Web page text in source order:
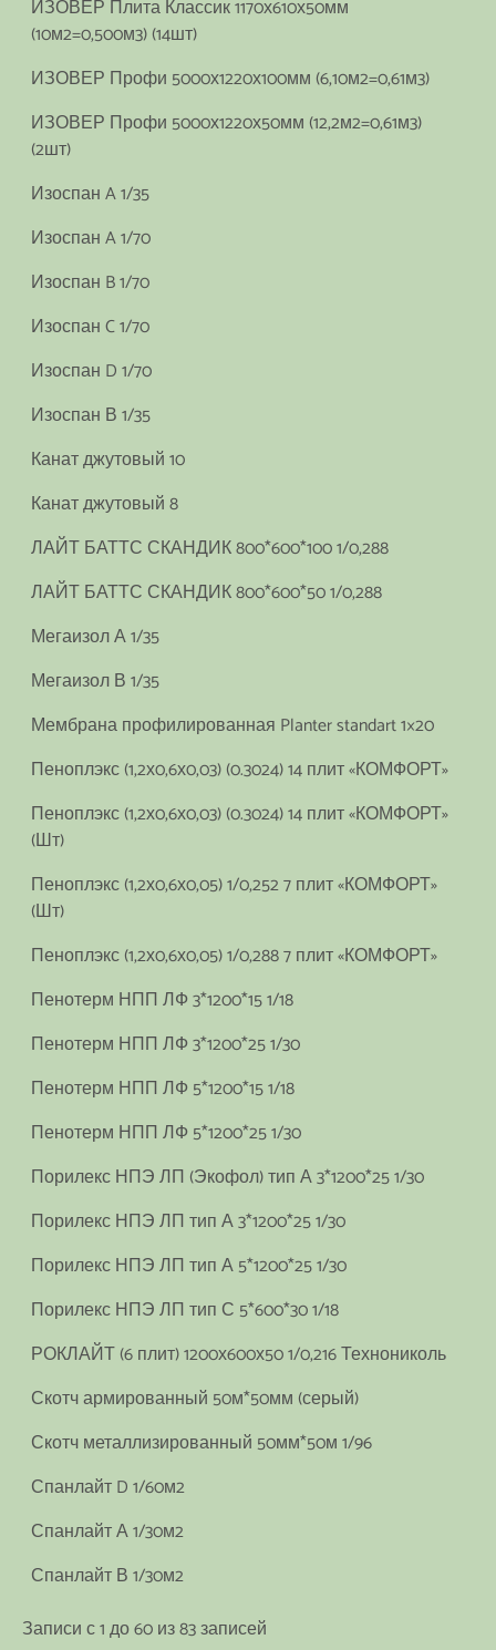
ИЗОВЕР Плита Классик 1170х610х50мм
(10м2=0,500м3) (14шт)
ИЗОВЕР Профи 5000х1220х100мм (6,10м2=0,61м3)
ИЗОВЕР Профи 5000х1220х50мм (12,2м2=0,61м3)
(2шт)
Изоспан A 1/35
Изоспан A 1/70
Изоспан B 1/70
Изоспан C 1/70
Изоспан D 1/70
Изоспан В 1/35
Канат джутовый 10
Канат джутовый 8
ЛАЙТ БАТТС СКАНДИК 800*600*100 1/0,288
ЛАЙТ БАТТС СКАНДИК 800*600*50 1/0,288
Мегаизол А 1/35
Мегаизол В 1/35
Мембрана профилированная Planter standart 1×20
Пеноплэкс (1,2х0,6х0,03) (0.3024) 14 плит «КОМФОРТ»
Пеноплэкс (1,2х0,6х0,03) (0.3024) 14 плит «КОМФОРТ»
(Шт)
Пеноплэкс (1,2х0,6х0,05) 1/0,252 7 плит «КОМФОРТ»
(Шт)
Пеноплэкс (1,2х0,6х0,05) 1/0,288 7 плит «КОМФОРТ»
Пенотерм НПП ЛФ 3*1200*15 1/18
Пенотерм НПП ЛФ 3*1200*25 1/30
Пенотерм НПП ЛФ 5*1200*15 1/18
Пенотерм НПП ЛФ 5*1200*25 1/30
Порилекс НПЭ ЛП (Экофол) тип А 3*1200*25 1/30
Порилекс НПЭ ЛП тип А 3*1200*25 1/30
Порилекс НПЭ ЛП тип А 5*1200*25 1/30
Порилекс НПЭ ЛП тип С 5*600*30 1/18
РОКЛАЙТ (6 плит) 1200х600х50 1/0,216 Технониколь
Скотч армированный 50м*50мм (серый)
Скотч металлизированный 50мм*50м 1/96
Спанлайт D 1/60м2
Спанлайт А 1/30м2
Спанлайт В 1/30м2
Записи с 1 до 60 из 83 записей